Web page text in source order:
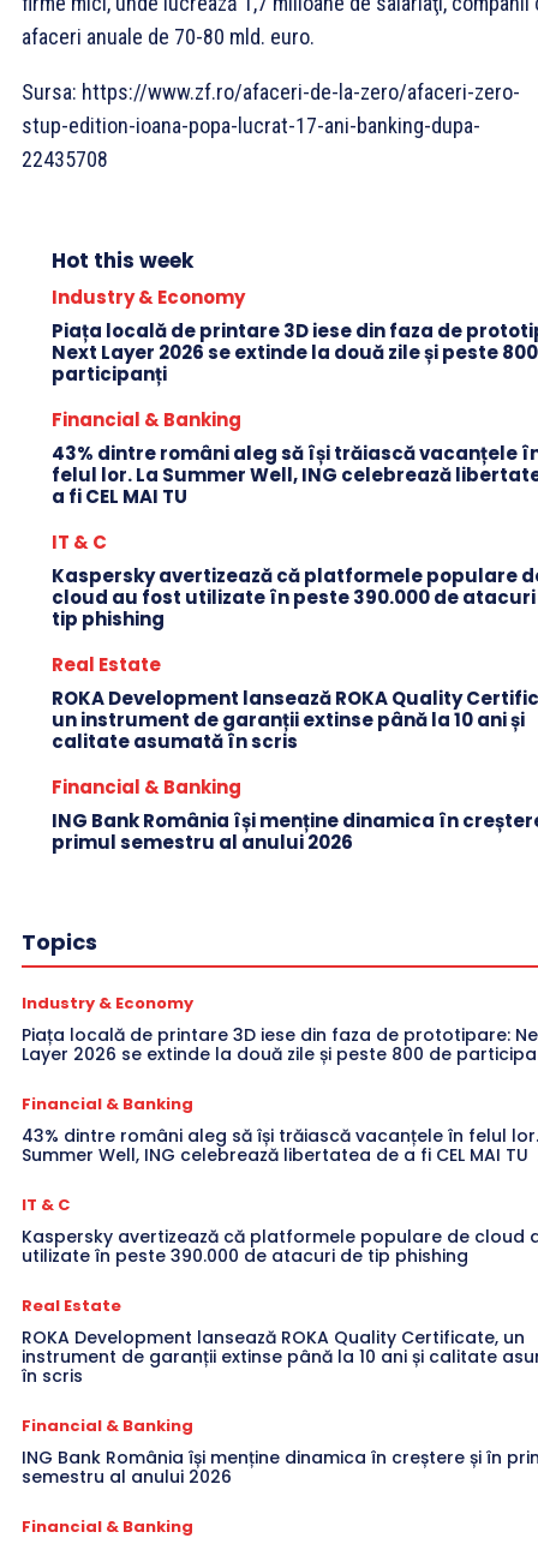
afaceri anuale de 70-80 mld. euro.
Sursa: https://www.zf.ro/afaceri-de-la-zero/afaceri-zero-
stup-edition-ioana-popa-lucrat-17-ani-banking-dupa-
22435708
Hot this week
Industry & Economy
Piața locală de printare 3D iese din faza de
Next Layer 2026 se extinde la două zile și peste
participanți
Financial & Banking
43% dintre români aleg să își trăiască vacanțele
felul lor. La Summer Well, ING celebrează
a fi CEL MAI TU
IT & C
Kaspersky avertizează că platformele populare
cloud au fost utilizate în peste 390.000 de
tip phishing
Real Estate
ROKA Development lansează ROKA Quality
un instrument de garanții extinse până la 10 ani și
calitate asumată în scris
Financial & Banking
ING Bank România își menține dinamica în
primul semestru al anului 2026
Topics
Industry & Economy
Piața locală de printare 3D iese din faza de prototipare:
Layer 2026 se extinde la două zile și peste 800 de
Financial & Banking
43% dintre români aleg să își trăiască vacanțele în felul
Summer Well, ING celebrează libertatea de a fi CEL MAI TU
IT & C
Kaspersky avertizează că platformele populare de cloud
utilizate în peste 390.000 de atacuri de tip phishing
Real Estate
ROKA Development lansează ROKA Quality Certificate, un
instrument de garanții extinse până la 10 ani și calitate
în scris
Financial & Banking
ING Bank România își menține dinamica în creștere și în
semestru al anului 2026
Financial & Banking